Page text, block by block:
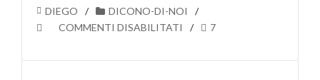
DIEGO
DICONO-DI-NOI
COMMENTI DISABILITATI
SU
AL
7